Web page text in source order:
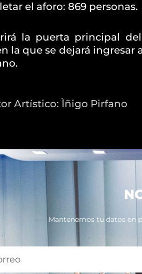
el aforo: 869 personas.
la puerta principal
la que se dejará
Artístico: Ìñigo Pirfano
Mantenemos tu datos en